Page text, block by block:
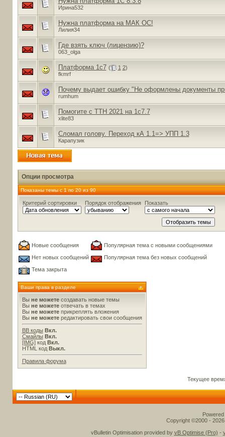
Ирина532
Нужна платформа на МАК ОС!
Лилия34
Где взять ключ (лицензию)?
063_olga
Платформа 1с7 ( 1 2)
fkmrf
Почему выдает ошибку "Не оформлены документы
rumhum
Помогите с ТТН 2021 на 1с7.7
xlite83
Сломал голову. Переход кА 1.1=> УПП 1.3
Карапузик
Опции просмотра
Показаны темы с 1 по 20 из 90
Критерий сортировки Порядок отображения Показать
Новые сообщения
Популярная тема с новыми сообщениями
Нет новых сообщений
Популярная тема без новых сообщений
Тема закрыта
Ваши права в разделе
Вы не можетесоздавать новые темы
Вы не можетеотвечать в темах
Вы не можетеприкреплять вложения
Вы не можетередактировать свои сообщения
BB коды Вкл.
Смайлы Вкл.
[IMG]код Вкл.
HTML код Выкл.
Правила форума
Текущее
Copyright ©2000 -
vBulletin Optimisation provided by vB Optimise (Pro) -